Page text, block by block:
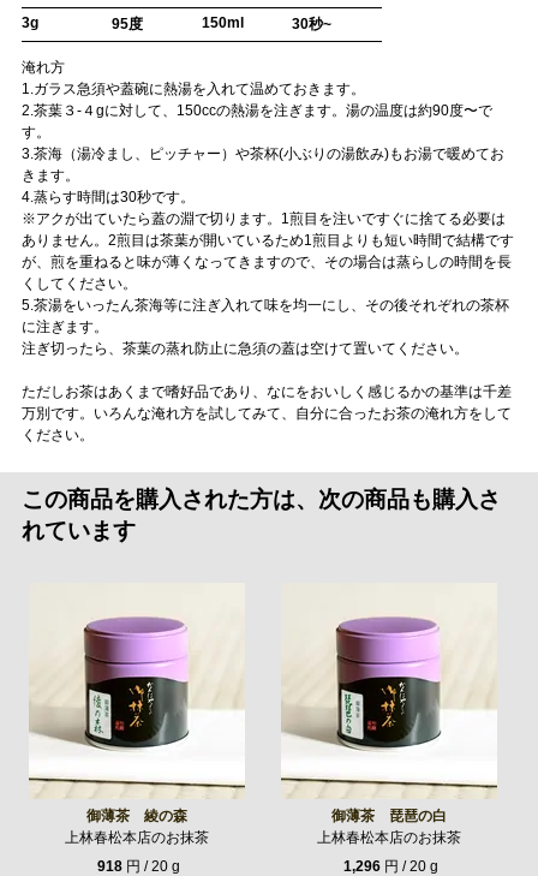
3g 95度 150ml 30秒~
淹れ方
1.ガラス急須や蓋碗に熱湯を入れて温めておきます。
2.茶葉３-４gに対して、150ccの熱湯を注ぎます。湯の温度は約90度〜で
す。
3.茶海（湯冷まし、ピッチャー）や茶杯(小ぶりの湯飲み)もお湯で暖めてお
きます。
4.蒸らす時間は30秒です。
※アクが出ていたら蓋の淵で切ります。1煎目を注いですぐに捨てる必要は
ありません。2煎目は茶葉が開いているため1煎目よりも短い時間で結構です
が、煎を重ねると味が薄くなってきますので、その場合は蒸らしの時間を長
くしてください。
5.茶湯をいったん茶海等に注ぎ入れて味を均一にし、その後それぞれの茶杯
に注ぎます。
注ぎ切ったら、茶葉の蒸れ防止に急須の蓋は空けて置いてください。
ただしお茶はあくまで嗜好品であり、なにをおいしく感じるかの基準は千差
万別です。いろんな淹れ方を試してみて、自分に合ったお茶の淹れ方をして
ください。
この商品を購入された方は、次の商品も購入さ
れています
御薄茶 綾の森
上林春松本店のお抹茶
918円 / 20 g
御薄茶 琵琶の白
上林春松本店のお抹茶
1,296円 / 20 g